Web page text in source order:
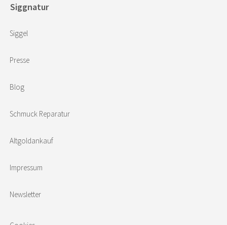
Siggnatur
Siggel
Presse
Blog
Schmuck Reparatur
Altgoldankauf
Impressum
Newsletter